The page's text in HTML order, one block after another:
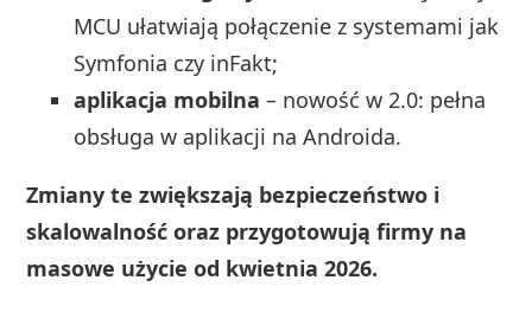
MCU ułatwiają połączenie z systemami jak
Symfonia czy inFakt;
aplikacja mobilna – nowość w 2.0: pełna
obsługa w aplikacji na Androida.
Zmiany te zwiększają bezpieczeństwo i
skalowalność oraz przygotowują firmy na
masowe użycie od kwietnia 2026.